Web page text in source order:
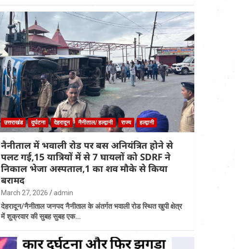
उत्तराखंड दुर्घटना देहरादून नैनीताल/ हल्द्वानी राज्य हल्द्वानी
नैनीताल में भवाली रोड पर बस अनियंत्रित होने से
पलट गई,15 यात्रियों में से 7 घायलों को SDRF ने
निकाल भेजा अस्पताल,1 का शव मौके से किया
बरामद
March 27, 2026 admin
देहरादून/नैनीताल जनपद नैनीताल के अंतर्गत भवाली रोड स्थित खुपी क्षेत्र
में शुक्रवार की सुबह सुबह एक…